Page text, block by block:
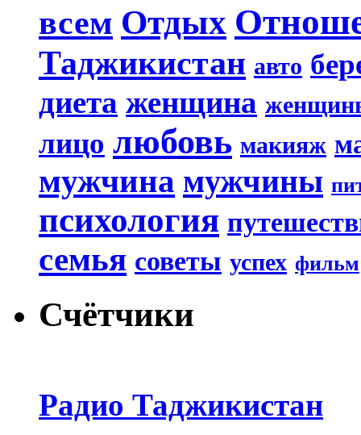
всем Отдых
Таджикистан авто
диета женщина
лицо любовь макияж
мужчина мужчины
психология
семья советы успех фильм
Счётчики
Радио Таджикистан